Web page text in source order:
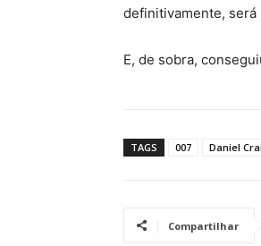
definitivamente, será
E, de sobra,
TAGS 007 Daniel
Compartilhar